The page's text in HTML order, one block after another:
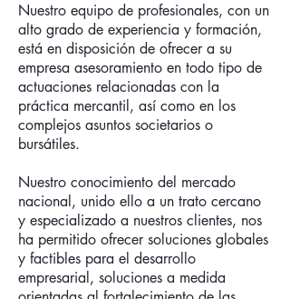
Nuestro equipo de profesionales, con un
alto grado de experiencia y formación,
está en disposición de ofrecer a su
empresa asesoramiento en todo tipo de
actuaciones relacionadas con la
práctica mercantil, así como en los
complejos asuntos societarios o
bursátiles.
Nuestro conocimiento del mercado
nacional, unido ello a un trato cercano
y especializado a nuestros clientes, nos
ha permitido ofrecer soluciones globales
y factibles para el desarrollo
empresarial, soluciones a medida